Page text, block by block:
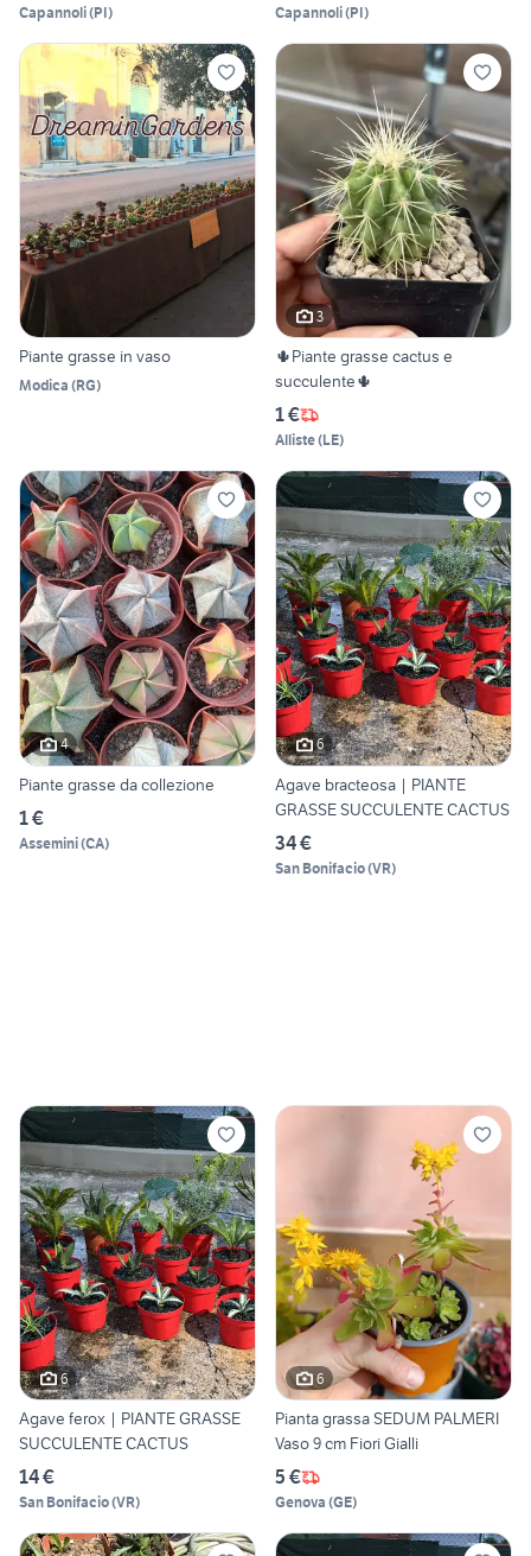
Capannoli(PI) Capannoli(PI)
Piante grasse in vaso
Modica (RG)
3
🌵Piante grasse cactus e
succulente🌵
1 €
Alliste(LE)
4
Piante grasse da collezione
1 €
Assemini(CA)
6
Agave bracteosa | PIANTE
GRASSE SUCCULENTE CACTUS
34 €
San Bonifacio(VR)
6
Agave ferox | PIANTE GRASSE
SUCCULENTE CACTUS
14 €
San Bonifacio(VR)
6
Pianta grassa SEDUM PALMERI
Vaso 9 cm Fiori Gialli
5 €
Genova (GE)